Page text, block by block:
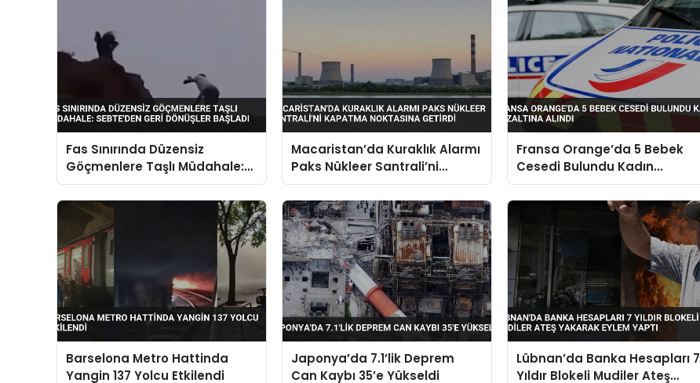
Fas Sınırında Düzensiz
Göçmenlere Taşlı Müdahale:
Sebte’den Geri Dönüşler
Başladı
Macaristan’da Kuraklık Alarmı
Paks Nükleer Santrali’ni
Kapatma Noktasına Getirdi
Fransa Orange’da 5 Bebek
Cesedi Bulundu Kadın
Gözaltına Alındı
Barselona Metro Hattinda
Yangin 137 Yolcu Etkilendi
Japonya’da 7.1’lik Deprem
Can Kaybı 35’e Yükseldi
Lübnan’da Banka Hesapları 7
Yıldır Blokeli Mudiler Ateş